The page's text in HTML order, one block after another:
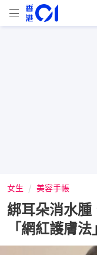
女生 美容手帳
綁耳朵消水腫
「網紅護膚